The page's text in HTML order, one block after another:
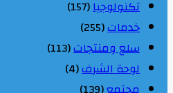
تكنولوجيا(157)
خدمات(255)
سلع ومنتجات(113)
لوحة الشرف(4)